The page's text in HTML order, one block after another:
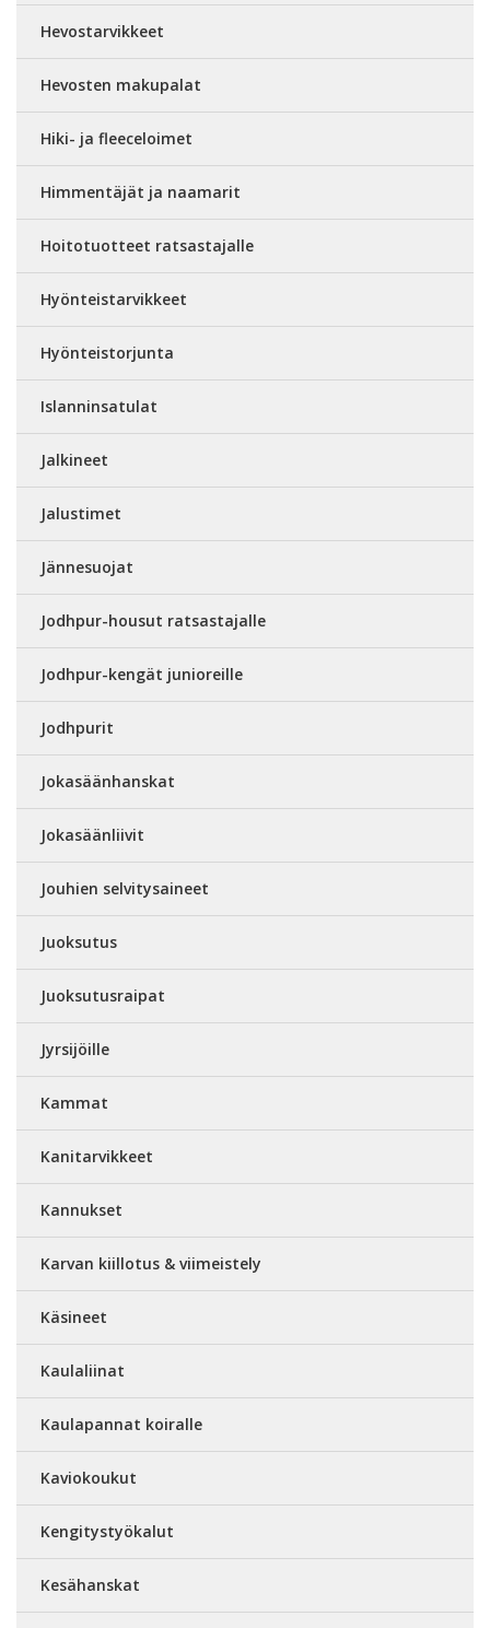
Hevostarvikkeet
Hevosten makupalat
Hiki- ja fleeceloimet
Himmentäjät ja naamarit
Hoitotuotteet ratsastajalle
Hyönteistarvikkeet
Hyönteistorjunta
Islanninsatulat
Jalkineet
Jalustimet
Jännesuojat
Jodhpur-housut ratsastajalle
Jodhpur-kengät junioreille
Jodhpurit
Jokasäänhanskat
Jokasäänliivit
Jouhien selvitysaineet
Juoksutus
Juoksutusraipat
Jyrsijöille
Kammat
Kanitarvikkeet
Kannukset
Karvan kiillotus & viimeistely
Käsineet
Kaulaliinat
Kaulapannat koiralle
Kaviokoukut
Kengitystyökalut
Kesähanskat